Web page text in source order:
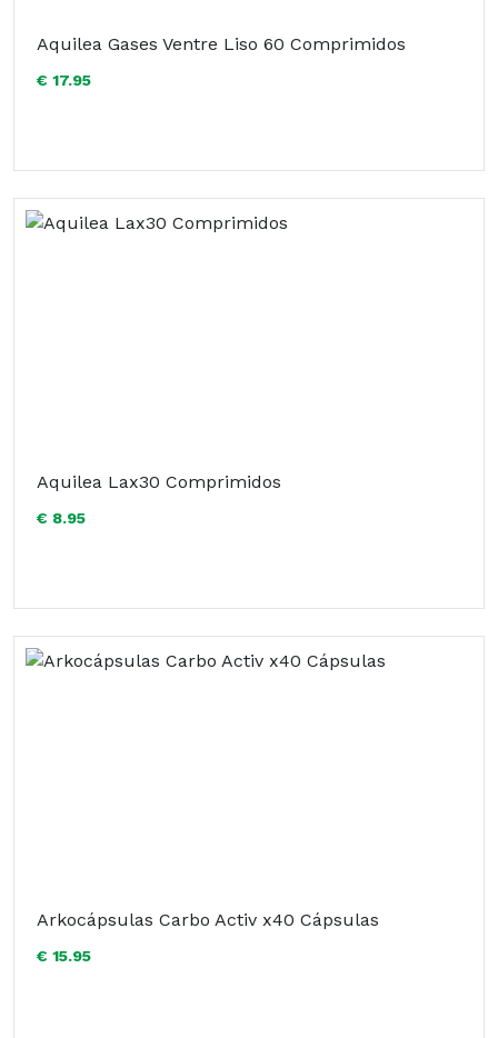
Aquilea Gases Ventre Liso 60 Comprimidos
€ 17.95
Aquilea Lax30 Comprimidos
€ 8.95
Arkocápsulas Carbo Activ x40 Cápsulas
€ 15.95